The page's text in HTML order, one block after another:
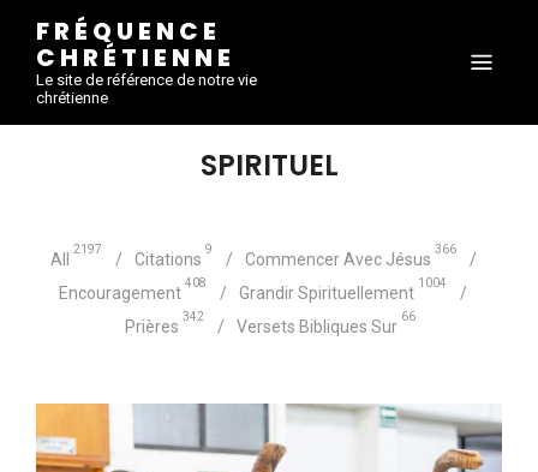
FRÉQUENCE
CHRÉTIENNE
Le site de référence de notre vie
chrétienne
SPIRITUEL
All
2197
Citations
9
Commencer Avec Jésus
366
Encouragement
408
Grandir Spirituellement
1004
Prières
342
Versets Bibliques Sur
66